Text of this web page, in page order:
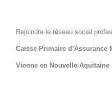
Rejoindre le réseau social
Caisse Primaire d’Assurance
Vienne en Nouvelle-Aquitaine